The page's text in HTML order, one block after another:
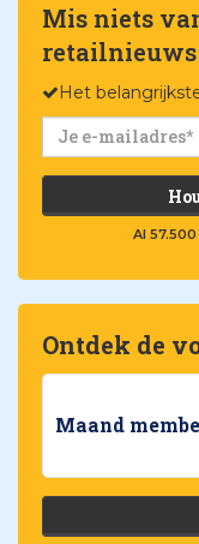
Mis niets
retailnieuws
Het
Al
Ontdek de
Maand